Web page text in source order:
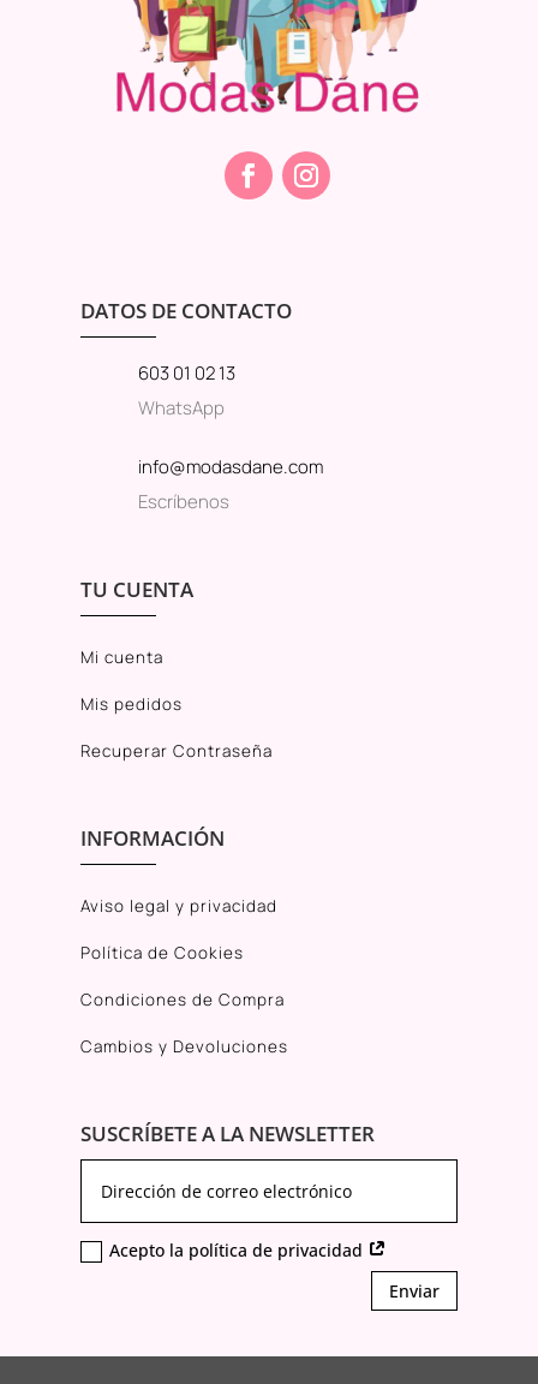
DATOS DE CONTACTO
603 01 02 13
WhatsApp
info@modasdane.com
Escríbenos
TU CUENTA
Mi cuenta
Mis pedidos
Recuperar Contraseña
INFORMACIÓN
Aviso legal y privacidad
Política de Cookies
Condiciones de Compra
Cambios y Devoluciones
SUSCRÍBETE A LA NEWSLETTER
Acepto la política de privacidad
Enviar